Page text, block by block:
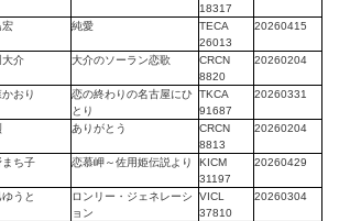
18317
宏 純愛
TECA
26013
20260415
大介 大介のソーラン恋歌
CRCN
8820
20260204
おり
恋の終わりの名古屋にひ
とり
TKCA
91687
20260331
ありがとう
CRCN
8813
20260204
まち子 恋慕岬～佐用姫伝説より
KICM
31197
20260429
ゆうと
ロンリー・ジェネレーシ
ョン
VICL
37810
20260304